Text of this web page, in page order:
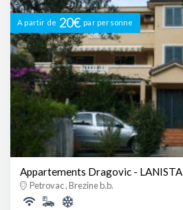
A partir de 20€ par personne
Appartements Dragovic - LANISTA
Petrovac , Brezine b.b.